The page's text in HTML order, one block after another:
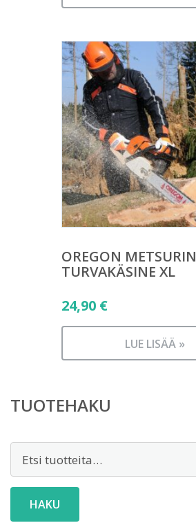
OREGON METSURIN
TURVAKÄSINE XL
24,90 €
LUE LISÄÄ »
TUOTEHAKU
HAKU